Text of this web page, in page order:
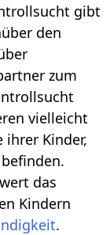
gibt
den
zum
vielleicht
ihrer Kinder,
das
Kindern
.